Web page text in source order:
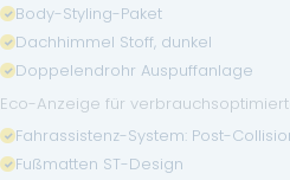
Body-Styling-Paket
Dachhimmel Stoff, dunkel
Doppelendrohr Auspuffanlage
Eco-Anzeige für
Fahrassistenz-System: Post-
Fußmatten ST-Design